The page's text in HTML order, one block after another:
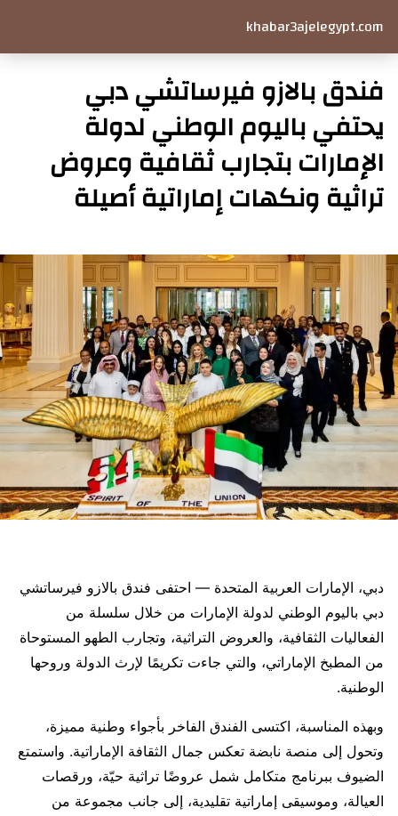
khabar3ajelegypt.com
فندق بالازو فيرساتشي دبي
يحتفي باليوم الوطني لدولة
الإمارات بتجارب ثقافية وعروض
تراثية ونكهات إماراتية أصيلة
دبي، الإمارات العربية المتحدة — احتفى فندق بالازو فيرساتشي
دبي باليوم الوطني لدولة الإمارات من خلال سلسلة من
الفعاليات الثقافية، والعروض التراثية، وتجارب الطهو المستوحاة
من المطبخ الإماراتي، والتي جاءت تكريمًا لإرث الدولة وروحها
الوطنية.
وبهذه المناسبة، اكتسى الفندق الفاخر بأجواء وطنية مميزة،
وتحول إلى منصة نابضة تعكس جمال الثقافة الإماراتية. واستمتع
الضيوف ببرنامج متكامل شمل عروضًا تراثية حيّة، ورقصات
العيالة، وموسيقى إماراتية تقليدية، إلى جانب مجموعة من